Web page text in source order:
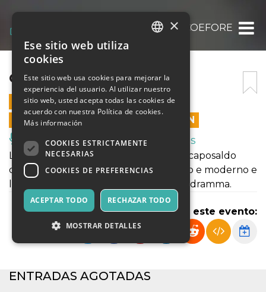
COEFORE
COEFORE
4 ABRIL 2025 - 21:15
LAS VENTAS EN LÍNEA TERMINARON
Música, Eventos en Vivo, Clubes
La trilogia dell’Orestea di Eschilo è un caposaldo
della drammaturgia e del teatro antico e moderno e
le Coefore ne costituiscono il secondo dramma.
Compartir este evento:
ENTRADAS AGOTADAS
SPANISH
×
Ese sitio web utiliza
cookies
Este sitio web usa cookies para mejorar la
experiencia del usuario. Al utilizar nuestro
sitio web, usted acepta todas las cookies de
acuerdo con nuestra Política de cookies.
Más información
COOKIES ESTRICTAMENTE
NECESARIAS
COOKIES DE PREFERENCIAS
ACEPTAR TODO RECHAZAR TODO
MOSTRAR DETALLES